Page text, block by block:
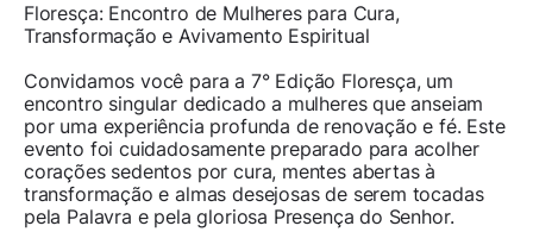
Floresça: Encontro de Mulheres para Cura,
Transformação e Avivamento Espiritual
Convidamos você para a 7° Edição Floresça, um
encontro singular dedicado a mulheres que anseiam
por uma experiência profunda de renovação e fé. Este
evento foi cuidadosamente preparado para acolher
corações sedentos por cura, mentes abertas à
transformação e almas desejosas de serem tocadas
pela Palavra e pela gloriosa Presença do Senhor.